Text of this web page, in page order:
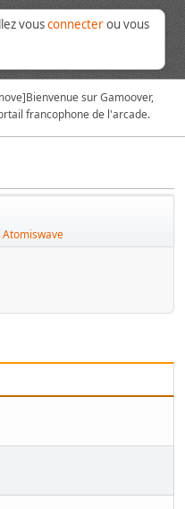
vousconnecterou vous
Bienvenue sur Gamoover,
francophone de l'arcade.
Atomiswave